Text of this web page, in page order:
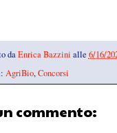
daEnrica Bazzini alle 6/16/
AgriBio,Concorsi
commento: